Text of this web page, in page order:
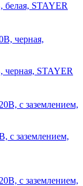
белая, STAYER
черная, STAYER
с заземлением,